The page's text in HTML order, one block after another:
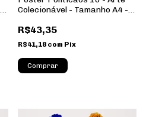
Colecionável - Tamanho A4 -
Retrato
R$43,35
R$41,18 com Pix
Comprar